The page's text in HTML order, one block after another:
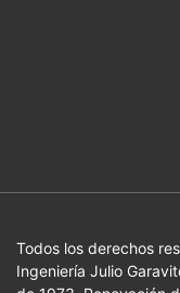
Todos los derechos
Ingeniería Julio